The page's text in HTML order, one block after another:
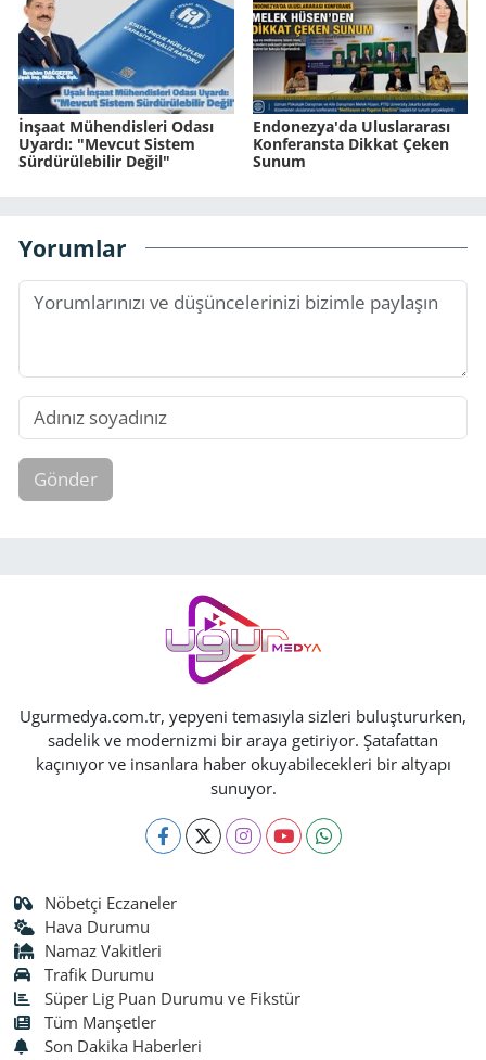
İnşaat Mühendisleri Odası
Uyardı: "Mevcut Sistem
Sürdürülebilir Değil"
Endonezya'da Uluslararası
Konferansta Dikkat Çeken
Sunum
Yorumlar
Gönder
Ugurmedya.com.tr, yepyeni temasıyla sizleri buluştururken,
sadelik ve modernizmi bir araya getiriyor. Şatafattan
kaçınıyor ve insanlara haber okuyabilecekleri bir altyapı
sunuyor.
Nöbetçi Eczaneler
Hava Durumu
Namaz Vakitleri
Trafik Durumu
Süper Lig Puan Durumu ve Fikstür
Tüm Manşetler
Son Dakika Haberleri